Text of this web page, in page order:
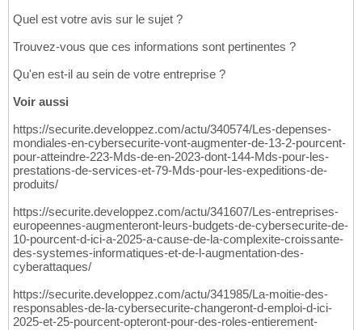
Quel est votre avis sur le sujet ?
Trouvez-vous que ces informations sont pertinentes ?
Qu'en est-il au sein de votre entreprise ?
Voir aussi
https://securite.developpez.com/actu/340574/Les-depenses-
mondiales-en-cybersecurite-vont-augmenter-de-13-2-pourcent-
pour-atteindre-223-Mds-de-en-2023-dont-144-Mds-pour-les-
prestations-de-services-et-79-Mds-pour-les-expeditions-de-
produits/
https://securite.developpez.com/actu/341607/Les-entreprises-
europeennes-augmenteront-leurs-budgets-de-cybersecurite-de-
10-pourcent-d-ici-a-2025-a-cause-de-la-complexite-croissante-
des-systemes-informatiques-et-de-l-augmentation-des-
cyberattaques/
https://securite.developpez.com/actu/341985/La-moitie-des-
responsables-de-la-cybersecurite-changeront-d-emploi-d-ici-
2025-et-25-pourcent-opteront-pour-des-roles-entierement-